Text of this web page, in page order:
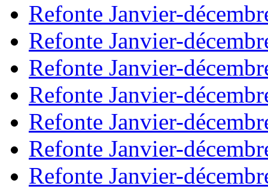
Refonte Janvier-
Refonte Janvier-
Refonte Janvier-
Refonte Janvier-
Refonte Janvier-
Refonte Janvier-
Refonte Janvier-